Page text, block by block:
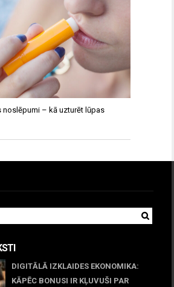
noslēpumi – kā uzturēt lūpas
DIGITĀLĀ IZKLAIDES EKONOMIKA:
KĀPĒC BONUSI IR KĻUVUŠI PAR